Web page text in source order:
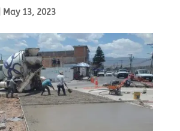
May 13, 2023